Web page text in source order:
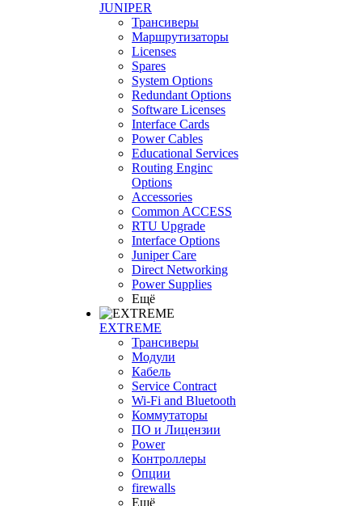
JUNIPER
Трансиверы
Маршрутизаторы
Licenses
Spares
System Options
Redundant Options
Software Licenses
Interface Cards
Power Cables
Educational Services
Routing Enginc
Options
Accessories
Common ACCESS
RTU Upgrade
Interface Options
Juniper Care
Direct Networking
Power Supplies
Ещё
EXTREME
Трансиверы
Модули
Кабель
Service Contract
Wi-Fi and Bluetooth
Коммутаторы
ПО и Лицензии
Power
Контроллеры
Опции
firewalls
Ещё